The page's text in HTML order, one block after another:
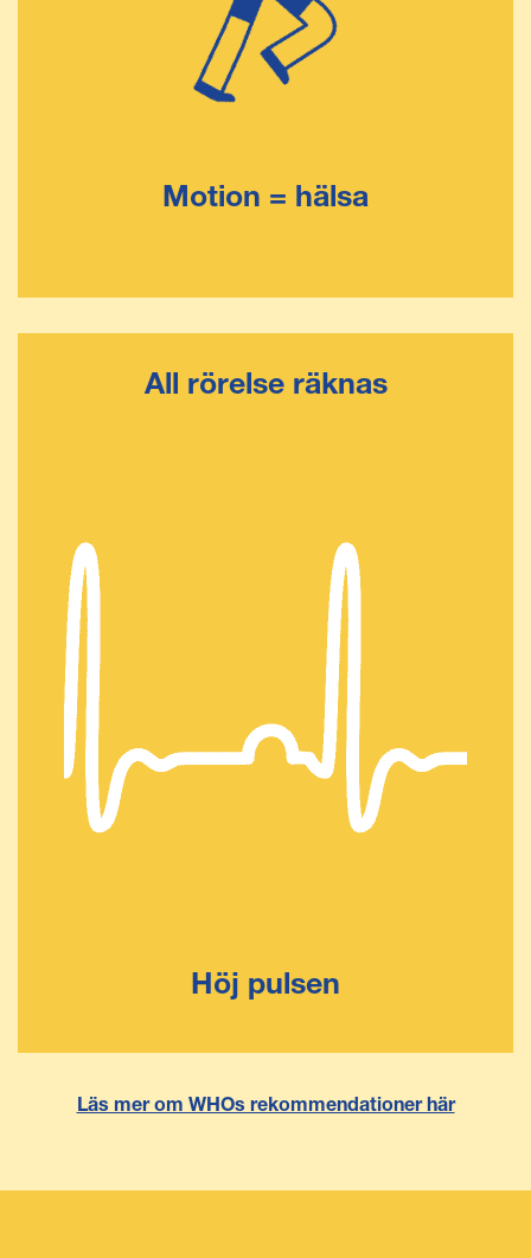
Motion = hälsa
All rörelse räknas
Höj pulsen
Läs mer om WHOs rekommendationer här